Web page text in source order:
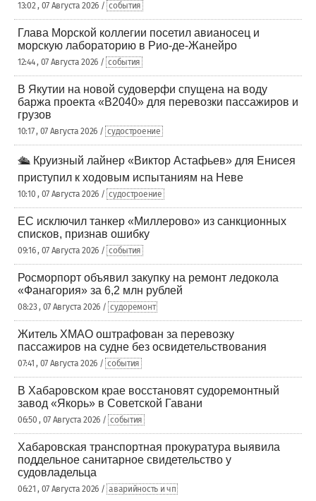
13:02 , 07 Августа 2026 / события
Глава Морской коллегии посетил авианосец и
морскую лабораторию в Рио-де-Жанейро
12:44 , 07 Августа 2026 / события
В Якутии на новой судоверфи спущена на воду
баржа проекта «В2040» для перевозки пассажиров и
грузов
10:17 , 07 Августа 2026 / судостроение
🛳️ Круизный лайнер «Виктор Астафьев» для Енисея
приступил к ходовым испытаниям на Неве
10:10 , 07 Августа 2026 / судостроение
ЕС исключил танкер «Миллерово» из санкционных
списков, признав ошибку
09:16 , 07 Августа 2026 / события
Росморпорт объявил закупку на ремонт ледокола
«Фанагория» за 6,2 млн рублей
08:23 , 07 Августа 2026 / судоремонт
Житель ХМАО оштрафован за перевозку
пассажиров на судне без освидетельствования
07:41 , 07 Августа 2026 / события
В Хабаровском крае восстановят судоремонтный
завод «Якорь» в Советской Гавани
06:50 , 07 Августа 2026 / события
Хабаровская транспортная прокуратура выявила
поддельное санитарное свидетельство у
судовладельца
06:21 , 07 Августа 2026 / аварийность и чп